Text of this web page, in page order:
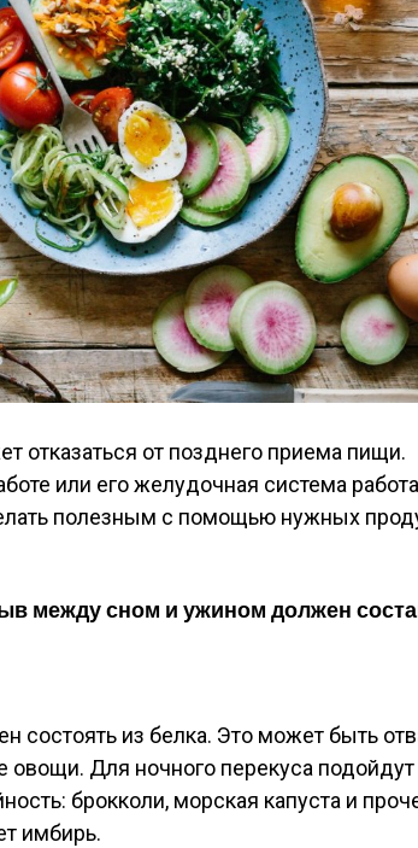
отказаться от позднего приема пищи.
или его желудочная система
полезным с помощью нужных
между сном и ужином должен
состоять из белка. Это может быть
овощи. Для ночного перекуса подойдут
брокколи, морская капуста и
имбирь.